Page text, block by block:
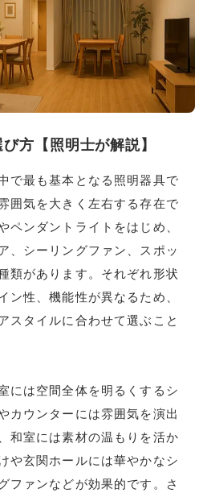
方【照明士が解説】
で最も基本となる照明器具で
囲気を大きく左右する存在で
ペンダントライトをはじめ、
、シーリングファン、スポッ
類があります。それぞれ形状
ン性、機能性が異なるため、
スタイルに合わせて選ぶこと
には空間全体を明るくするシ
カウンターには雰囲気を演出
和室には素材の温もりを活か
や玄関ホールには華やかなシ
ファンなどが効果的です。さ